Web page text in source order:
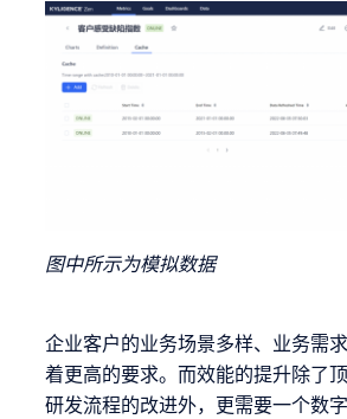
图中所示为模拟数据
企业客户的业务场景多样、业务需
着更高的要求。而效能的提升除了
研发流程的改进外，更需要一个数